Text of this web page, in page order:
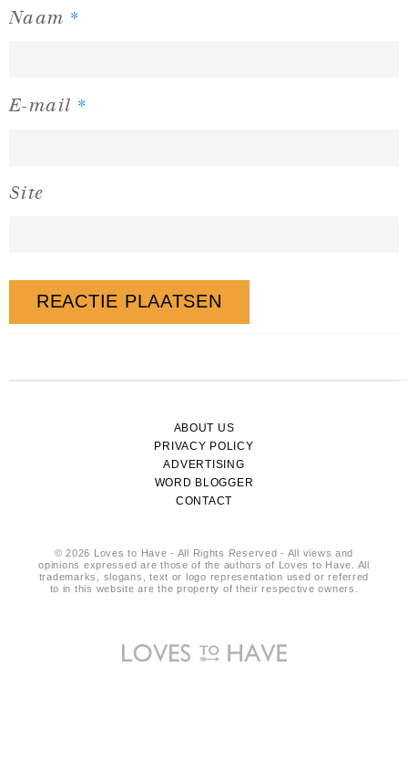
Naam *
E-mail *
Site
ABOUT US
PRIVACY POLICY
ADVERTISING
WORD BLOGGER
CONTACT
© 2026 Loves to Have - All Rights Reserved - All views and
opinions expressed are those of the authors of Loves to Have. All
trademarks, slogans, text or logo representation used or referred
to in this website are the property of their respective owners.